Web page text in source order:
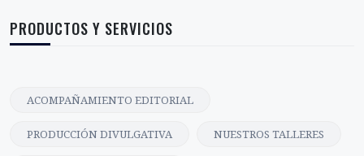
PRODUCTOS Y SERVICIOS
ACOMPAÑAMIENTO EDITORIAL
PRODUCCIÓN DIVULGATIVA NUESTROS TALLERES